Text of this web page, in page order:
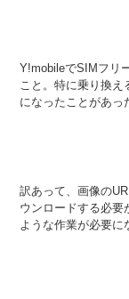
Y!mobileでSIMフリ
こと。特に乗り換
になったことがあっ
訳あって、画像の
ウンロードする必要
ような作業が必要に